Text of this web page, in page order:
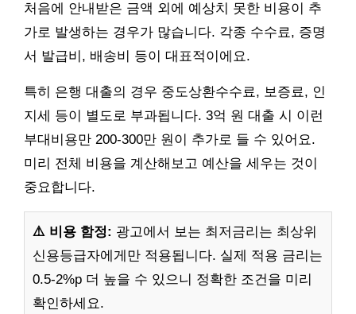
처음에 안내받은 금액 외에 예상치 못한 비용이 추
가로 발생하는 경우가 많습니다. 각종 수수료, 증명
서 발급비, 배송비 등이 대표적이에요.
특히 은행 대출의 경우 중도상환수수료, 보증료, 인
지세 등이 별도로 부과됩니다. 3억 원 대출 시 이런
부대비용만 200-300만 원이 추가로 들 수 있어요.
미리 전체 비용을 계산해보고 예산을 세우는 것이
중요합니다.
⚠️ 비용 함정: 광고에서 보는 최저금리는 최상위
신용등급자에게만 적용됩니다. 실제 적용 금리는
0.5-2%p 더 높을 수 있으니 정확한 조건을 미리
확인하세요.